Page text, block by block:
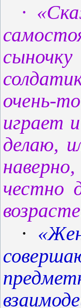
·
очень-
играет
делаю,
честно
·